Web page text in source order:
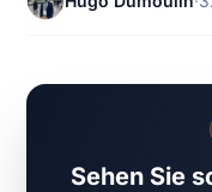
Sehen Sie